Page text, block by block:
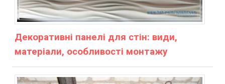
Декоративні панелі для стін: види,
матеріали, особливості монтажу